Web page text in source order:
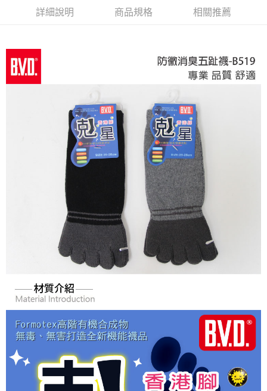
全家取貨付款
7-11取貨付款
每筆NT$65，滿NT$399(含以上)免運費
每筆NT$100，滿NT$399(含以上)免運費
詳細說明 商品規格 相關推薦